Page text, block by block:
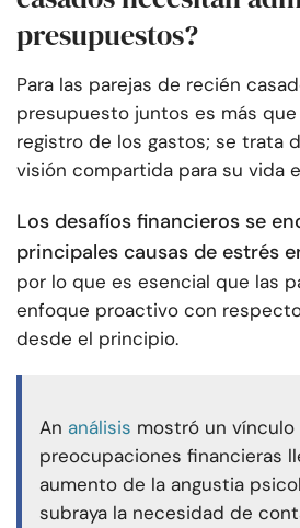
presupuestos?
Para las parejas de recién
presupuesto juntos es más
registro de los gastos; se trata
visión compartida para su vida
Los desafíos financieros se
principales causas de estrés
por lo que es esencial que las
enfoque proactivo con
desde el principio.
An análisis mostró un vínculo
preocupaciones financieras
aumento de la angustia
subraya la necesidad de